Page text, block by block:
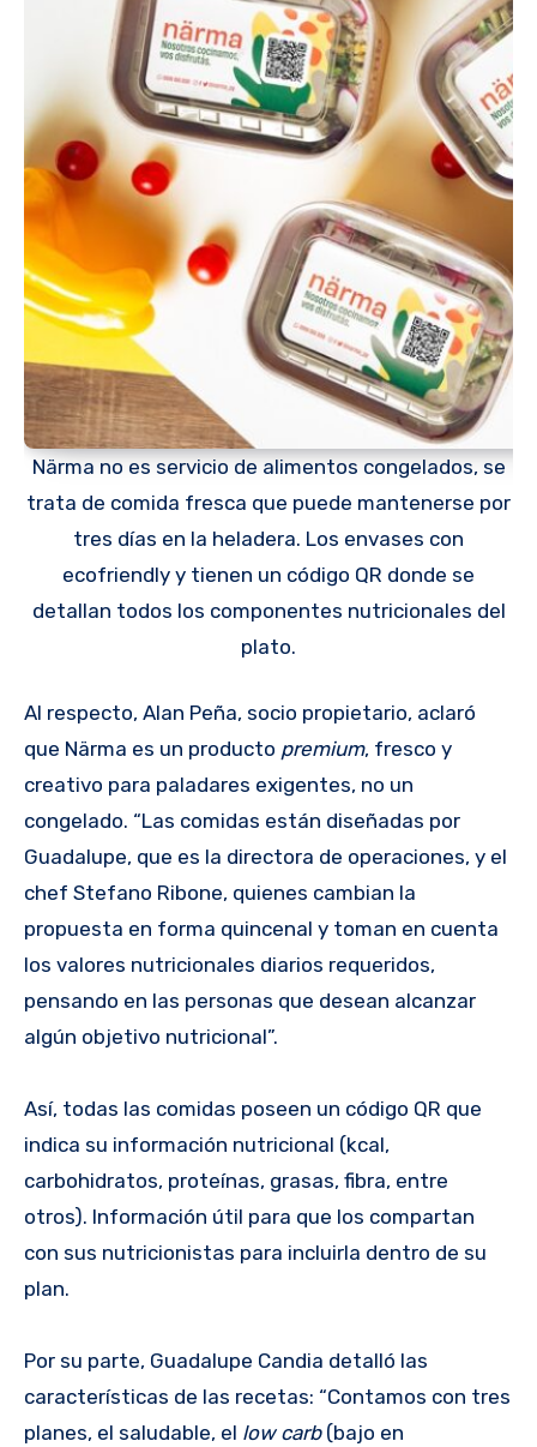
Närma no es servicio de alimentos congelados, se
trata de comida fresca que puede mantenerse por
tres días en la heladera. Los envases con
ecofriendly y tienen un código QR donde se
detallan todos los componentes nutricionales del
plato.
Al respecto, Alan Peña, socio propietario, aclaró
que Närma es un producto premium, fresco y
creativo para paladares exigentes, no un
congelado. “Las comidas están diseñadas por
Guadalupe, que es la directora de operaciones, y el
chef Stefano Ribone, quienes cambian la
propuesta en forma quincenal y toman en cuenta
los valores nutricionales diarios requeridos,
pensando en las personas que desean alcanzar
algún objetivo nutricional”.
Así, todas las comidas poseen un código QR que
indica su información nutricional (kcal,
carbohidratos, proteínas, grasas, fibra, entre
otros). Información útil para que los compartan
con sus nutricionistas para incluirla dentro de su
plan.
Por su parte, Guadalupe Candia detalló las
características de las recetas: “Contamos con tres
planes, el saludable, el low carb(bajo en